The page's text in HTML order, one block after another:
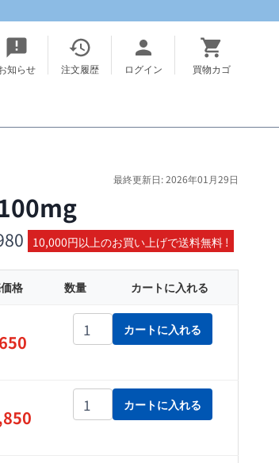
知らせ 注文履歴 ログイン 買物カゴ
最終更新日: 2026年01月29日
価
格
帯:
¥5,650
–
10,000円以上のお買い上げで送料無料 !
格 数量 カートに入れる
ゼネグラ 100mg個
カートに入れる
ゼネグラ 100mg個
カートに入れる